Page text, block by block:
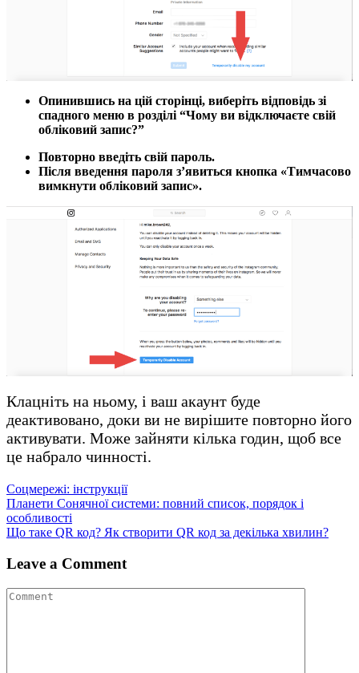
Опинившись на цій сторінці, виберіть відповідь зі
спадного меню в розділі “Чому ви відключаєте свій
обліковий запис?”
Повторно введіть свій пароль.
Після введення пароля з’явиться кнопка «Тимчасово
вимкнути обліковий запис».
Клацніть на ньому, і ваш акаунт буде
деактивовано, доки ви не вирішите повторно його
активувати. Може зайняти кілька годин, щоб все
це набрало чинності.
Соцмережі: інструкції
Навігація
записів
Планети Сонячної системи: повний список, порядок і
особливості
Що таке QR код? Як створити QR код за декілька хвилин?
Leave a Comment